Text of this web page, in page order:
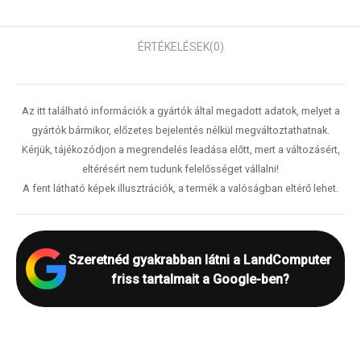
ÉRTÉKELÉSEK(0)
Az itt található információk a gyártók által megadott adatok, melyet a
gyártók bármikor, előzetes bejelentés nélkül megváltoztathatnak.
Kérjük, tájékozódjon a megrendelés leadása előtt, mert a változásért,
eltérésért nem tudunk felelősséget vállalni!
A fent látható képek illusztrációk, a termék a valóságban eltérő lehet.
Szeretnéd gyakrabban látni a LandComputer
friss tartalmait a Google-ben?